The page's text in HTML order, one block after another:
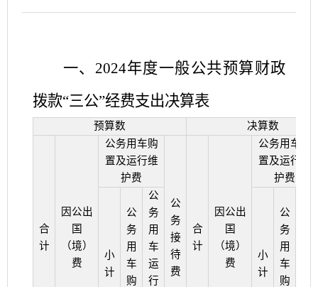
一、 2024年度一般公共预算财政
拨款“三公”经费支出决算表
预算数 决算数
合
计
因公出
国
（境）
费
公务用车购
置及运行维
护费
公
务
接
待
费
合
计
因公出
国
（境）
费
公务用车购
置及运行维
护费
小
计
公
务
用
车
购
公
务
用
车
运
行
小
计
公
务
用
车
购